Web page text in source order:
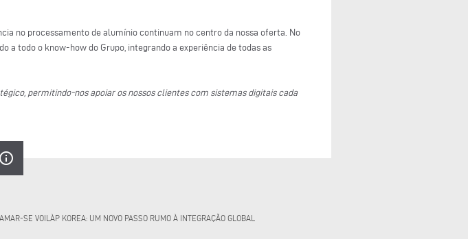
no processamento de alumínio continuam no centro da nossa oferta. No
a todo o know-how do Grupo, integrando a experiência de todas as
permitindo-nos apoiar os nossos clientes com sistemas digitais cada
info_outline
SE VOILÀP KOREA: UM NOVO PASSO RUMO À INTEGRAÇÃO GLOBAL